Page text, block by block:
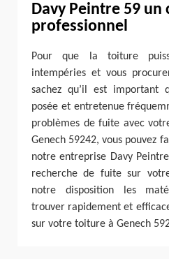
Davy Peintre 59 un
professionnel
Pour que la toiture
intempéries et vous
sachez qu’il est
posée et entretenue
problèmes de fuite avec
Genech 59242, vous pouvez
notre entreprise Davy
recherche de fuite sur
notre disposition les
trouver rapidement et
sur votre toiture à Genech